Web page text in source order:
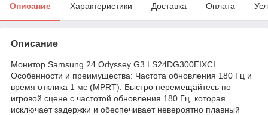
Описание Характеристики Доставка Оплата
Описание
Монитор Samsung 24 Odyssey G3 LS24DG300EIXCI
Особенности и преимущества: Частота обновления 180 Гц и
время отклика 1 мс (MPRT). Быстро перемещайтесь по
игровой сцене с частотой обновления 180 Гц, которая
исключает задержки и обеспечивает невероятно плавный